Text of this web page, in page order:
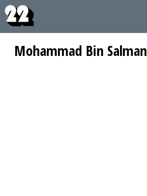
Mohammad Bin Salman